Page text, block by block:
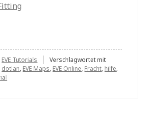
EVE Tutorials
Verschlagwortet mit
dotlan, EVE Maps, EVE Online, Fracht, hilfe,